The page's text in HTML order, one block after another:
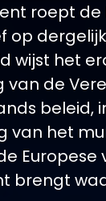
roept de
op
wijst het
van de
beleid,
van het
brengt